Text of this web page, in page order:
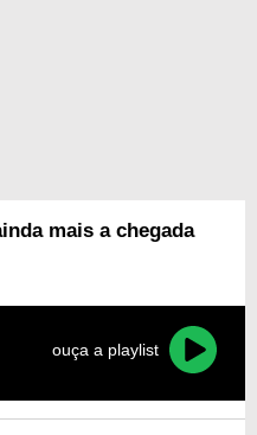
mais a chegada
ouça a playlist